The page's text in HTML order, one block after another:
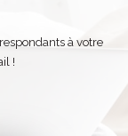
à votre
!